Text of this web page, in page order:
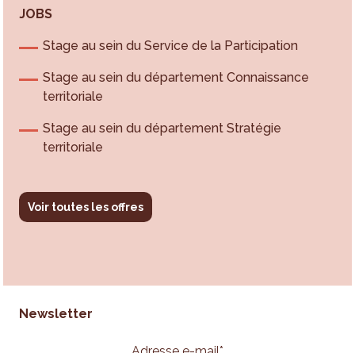
JOBS
Stage au sein du Service de la Participation
Stage au sein du département Connaissance
territoriale
Stage au sein du département Stratégie
territoriale
Voir toutes les offres
Newsletter